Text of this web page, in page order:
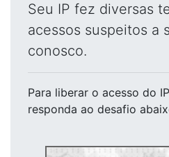
Seu IP fez diversas
acessos suspeitos a
conosco.
Para liberar o acesso do IP
responda ao desafio